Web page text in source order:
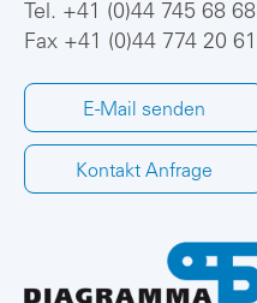
Tel. +41 (0)44 745 68 68
Fax +41 (0)44 774 20 61
E-Mail senden
Kontakt Anfrage